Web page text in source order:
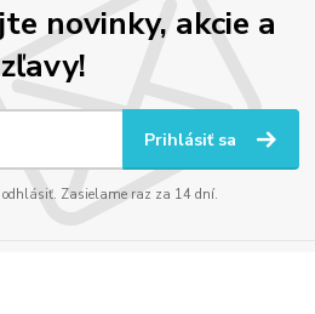
novinky, akcie a
zľavy!
Prihlásiť sa
odhlásiť. Zasielame raz za 14 dní.